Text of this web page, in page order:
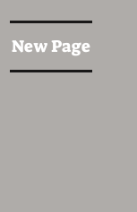
New Page